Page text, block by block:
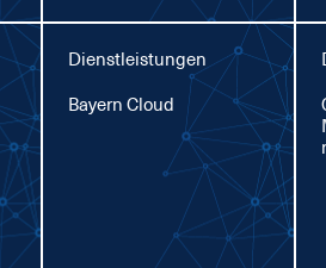
Dienstleistungen
Bay­ern Cloud